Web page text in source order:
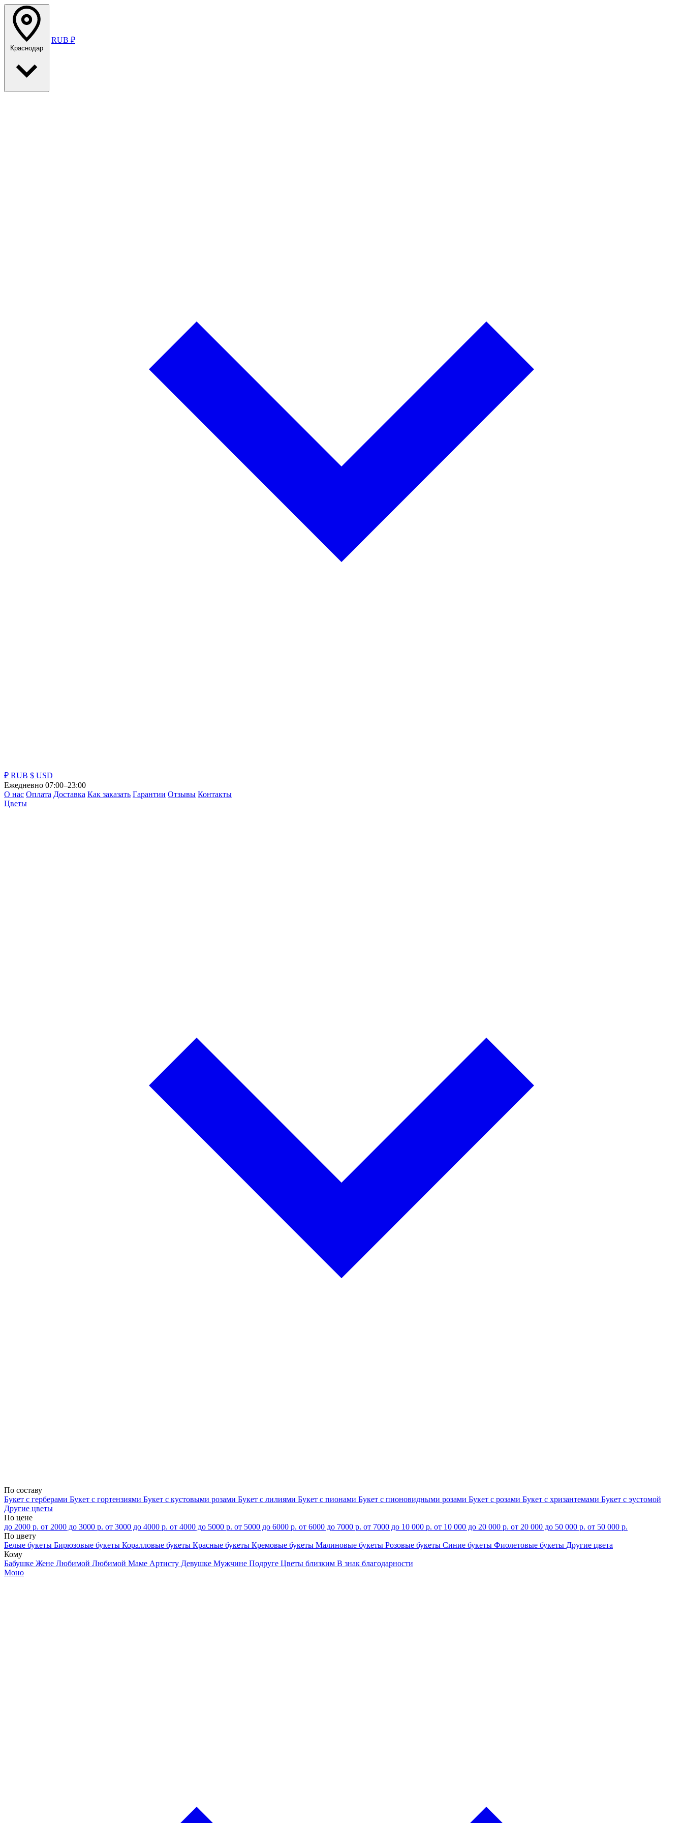
Краснодар
RUB ₽
₽ RUB $ USD
Ежедневно 07:00–23:00
О нас Оплата Доставка Как заказать Гарантии Отзывы Контакты
Цветы
По составу
Букет с герберами Букет с гортензиями Букет с кустовыми розами Букет с лилиями Букет с пионами Букет с пионовидными розами Букет с розами Букет с хризантемами Букет с эустомой
Другие цветы
По цене
до 2000 р. от 2000 до 3000 р. от 3000 до 4000 р. от 4000 до 5000 р. от 5000 до 6000 р. от 6000 до 7000 р. от 7000 до 10 000 р. от 10 000 до 20 000 р. от 20 000 до 50 000 р. от 50 000 р.
По цвету
Белые букеты Бирюзовые букеты Коралловые букеты Красные букеты Кремовые букеты Малиновые букеты Розовые букеты Синие букеты Фиолетовые букеты Другие цвета
Кому
Бабушке Жене Любимой Любимой Маме Артисту Девушке Мужчине Подруге Цветы близким В знак благодарности
Моно